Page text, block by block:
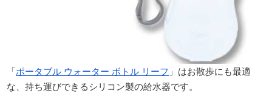
「 ポータブル ウォーター ボトル リーフ 」はお散歩にも最適
な、持ち運びできるシリコン製の給水器です。